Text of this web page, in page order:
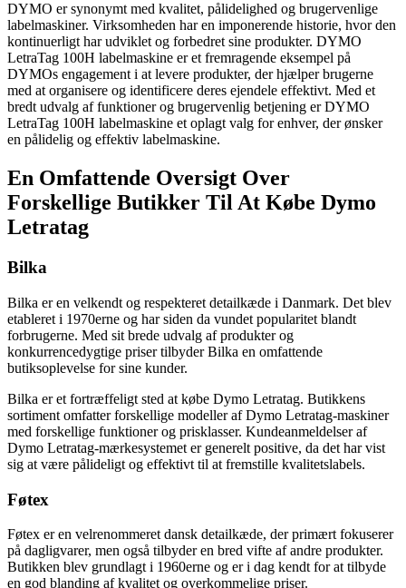
DYMO er synonymt med kvalitet, pålidelighed og brugervenlige
labelmaskiner. Virksomheden har en imponerende historie, hvor den
kontinuerligt har udviklet og forbedret sine produkter. DYMO
LetraTag 100H labelmaskine er et fremragende eksempel på
DYMOs engagement i at levere produkter, der hjælper brugerne
med at organisere og identificere deres ejendele effektivt. Med et
bredt udvalg af funktioner og brugervenlig betjening er DYMO
LetraTag 100H labelmaskine et oplagt valg for enhver, der ønsker
en pålidelig og effektiv labelmaskine.
En Omfattende Oversigt Over
Forskellige Butikker Til At Købe Dymo
Letratag
Bilka
Bilka er en velkendt og respekteret detailkæde i Danmark. Det blev
etableret i 1970erne og har siden da vundet popularitet blandt
forbrugerne. Med sit brede udvalg af produkter og
konkurrencedygtige priser tilbyder Bilka en omfattende
butiksoplevelse for sine kunder.
Bilka er et fortræffeligt sted at købe Dymo Letratag. Butikkens
sortiment omfatter forskellige modeller af Dymo Letratag-maskiner
med forskellige funktioner og prisklasser. Kundeanmeldelser af
Dymo Letratag-mærkesystemet er generelt positive, da det har vist
sig at være pålideligt og effektivt til at fremstille kvalitetslabels.
Føtex
Føtex er en velrenommeret dansk detailkæde, der primært fokuserer
på dagligvarer, men også tilbyder en bred vifte af andre produkter.
Butikken blev grundlagt i 1960erne og er i dag kendt for at tilbyde
en god blanding af kvalitet og overkommelige priser.